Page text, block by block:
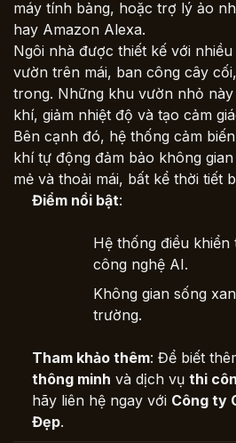
máy tính bảng, hoặc trợ lý ảo
hay Amazon Alexa.
Ngôi nhà được thiết kế với
vườn trên mái, ban công cây
trong. Những khu vườn nhỏ
khí, giảm nhiệt độ và tạo cảm
Bên cạnh đó, hệ thống cảm
khí tự động đảm bảo không
mẻ và thoải mái, bất kể thời tiết
Điểm nổi bật:
Hệ thống điều
công nghệ AI.
Không gian sống
trường.
Tham khảo thêm: Để biết
thông minh và dịch vụ thi
hãy liên hệ ngay với Công ty
Đẹp.